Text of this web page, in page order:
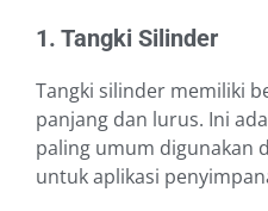
1. Tangki Silinder
Tangki silinder memiliki
panjang dan lurus. Ini
paling umum digunakan
untuk aplikasi